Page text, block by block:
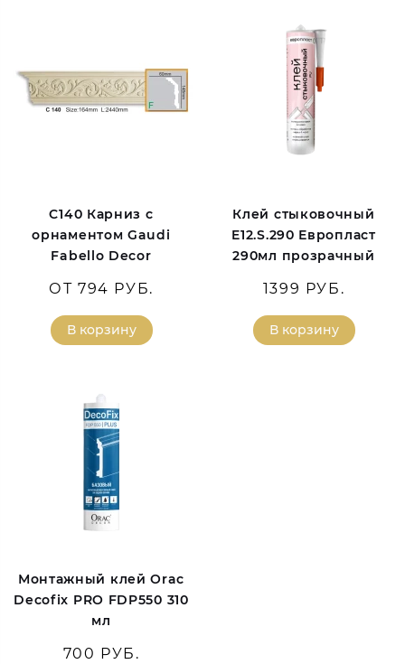
C140 Карниз с
орнаментом Gaudi
Fabello Decor
ОТ 794 РУБ.
В корзину
Клей стыковочный
E12.S.290 Европласт
290мл прозрачный
1399 РУБ.
В корзину
Монтажный клей Orac
Decofix PRO FDP550 310
мл
700 РУБ.